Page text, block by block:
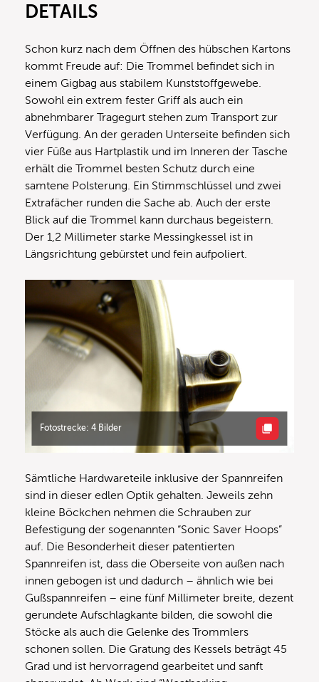
DETAILS
Schon kurz nach dem Öffnen des hübschen Kartons
kommt Freude auf: Die Trommel befindet sich in
einem Gigbag aus stabilem Kunststoffgewebe.
Sowohl ein extrem fester Griff als auch ein
abnehmbarer Tragegurt stehen zum Transport zur
Verfügung. An der geraden Unterseite befinden sich
vier Füße aus Hartplastik und im Inneren der Tasche
erhält die Trommel besten Schutz durch eine
samtene Polsterung. Ein Stimmschlüssel und zwei
Extrafächer runden die Sache ab. Auch der erste
Blick auf die Trommel kann durchaus begeistern.
Der 1,2 Millimeter starke Messingkessel ist in
Längsrichtung gebürstet und fein aufpoliert.
Fotostrecke: 4 Bilder
Sämtliche Hardwareteile inklusive der Spannreifen
sind in dieser edlen Optik gehalten. Jeweils zehn
kleine Böckchen nehmen die Schrauben zur
Befestigung der sogenannten “Sonic Saver Hoops”
auf. Die Besonderheit dieser patentierten
Spannreifen ist, dass die Oberseite von außen nach
innen gebogen ist und dadurch – ähnlich wie bei
Gußspannreifen – eine fünf Millimeter breite, dezent
gerundete Aufschlagkante bilden, die sowohl die
Stöcke als auch die Gelenke des Trommlers
schonen sollen. Die Gratung des Kessels beträgt 45
Grad und ist hervorragend gearbeitet und sanft